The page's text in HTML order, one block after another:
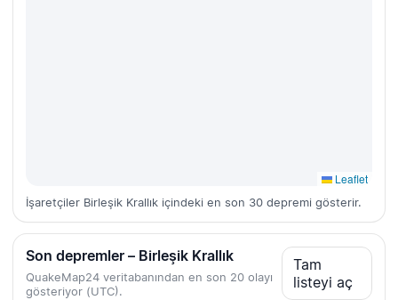
Leaflet
İşaretçiler Birleşik Krallık içindeki en son 30 depremi gösterir.
Son depremler – Birleşik Krallık
QuakeMap24 veritabanından en son 20 olayı
gösteriyor (UTC).
Tam
listeyi aç